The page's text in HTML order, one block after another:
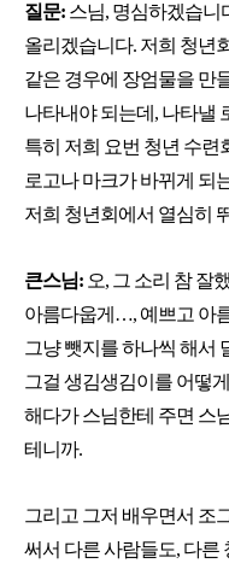
질문: 스님, 명심하겠습니
올리겠습니다. 저희 청년
같은 경우에 장엄물을 만
나타내야 되는데, 나타낼
특히 저희 요번 청년 수련
로고나 마크가 바뀌게 되
저희 청년회에서 열심히
큰스님: 오, 그 소리 참 잘
아름다웁게…, 예쁘고 아
그냥 뺏지를 하나씩 해서
그걸 생김생김이를 어떻
해다가 스님한테 주면 스
테니까.
그리고 그저 배우면서 조
써서 다른 사람들도, 다른